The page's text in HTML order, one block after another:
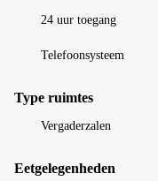
24 uur toegang
Telefoonsysteem
Type ruimtes
Vergaderzalen
Eetgelegenheden